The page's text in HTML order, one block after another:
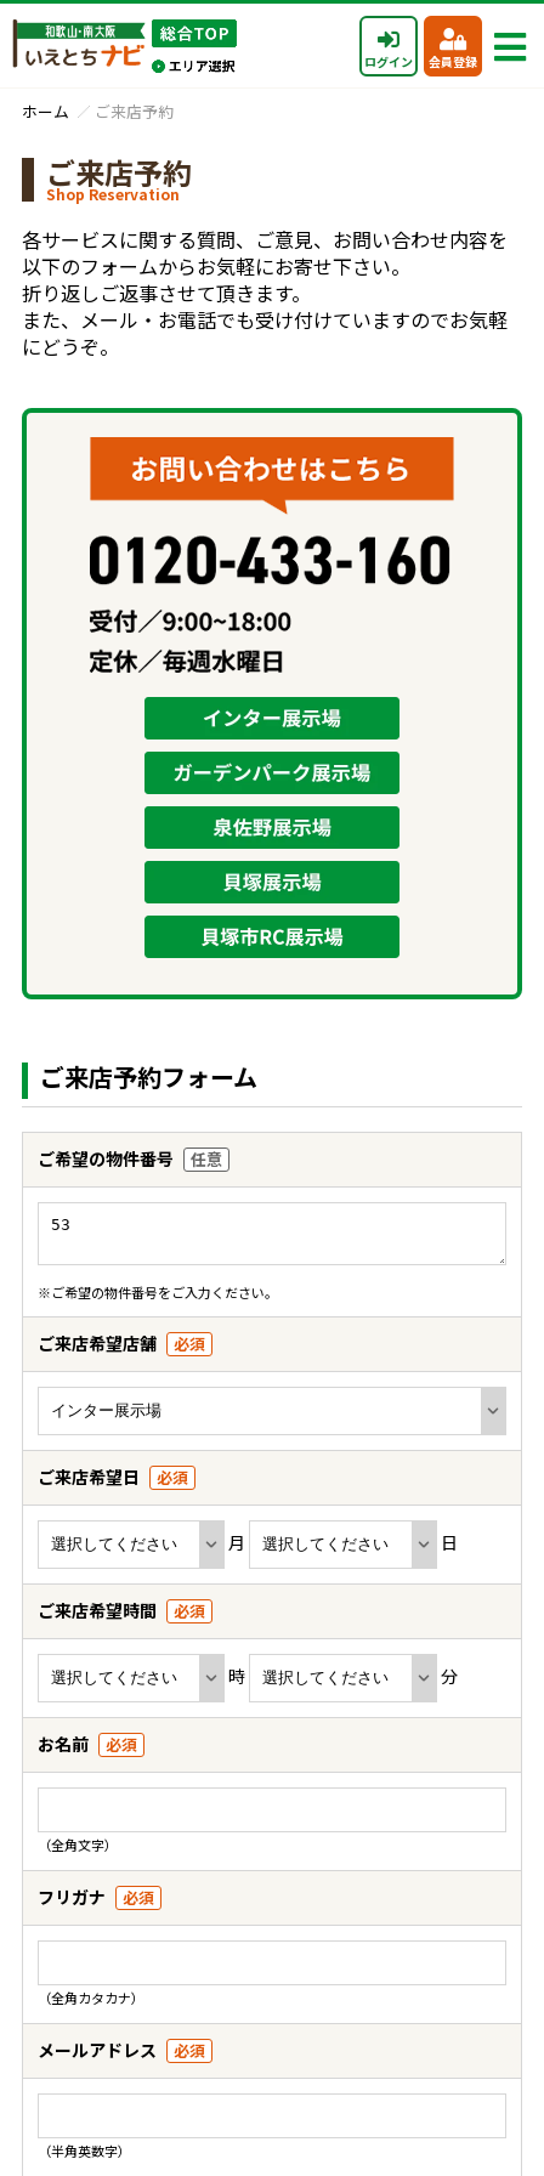
ログイン 会員登録
ホーム ご来店予約
ご来店予約
Shop Reservation
各サービスに関する質問、ご意見、お問い合わせ内容を
以下のフォームからお気軽にお寄せ下さい。
折り返しご返事させて頂きます。
また、メール・お電話でも受け付けていますのでお気軽
にどうぞ。
ご来店予約フォーム
ご希望の物件番号 任意
※ご希望の物件番号をご入力ください。
ご来店希望店舗 必須
ご来店希望日 必須
月 日
ご来店希望時間 必須
時 分
お名前 必須
（全角文字）
フリガナ 必須
（全角カタカナ）
メールアドレス 必須
（半角英数字）